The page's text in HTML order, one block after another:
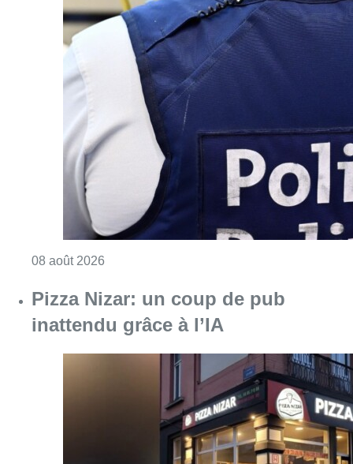
08 août 2026 Consulter l'article "Coups de feu sur fond
Pizza Nizar: un coup de pub
inattendu grâce à l’IA
Consulter l'article "Pizza Nizar: un coup de
Foire du Midi: les visiteurs au